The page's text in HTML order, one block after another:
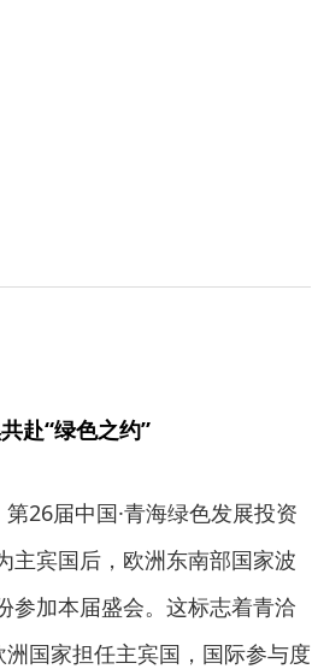
赴“绿色之约”
26届中国·青海绿色发展投资
主宾国后，欧洲东南部国家波
参加本届盛会。这标志着青洽
国家担任主宾国，国际参与度